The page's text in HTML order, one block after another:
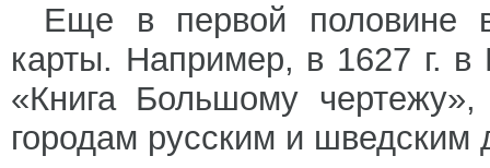
Еще в первой половине
карты. Например, в 1627 г. в
«Книга Большому
городам русским и шведским